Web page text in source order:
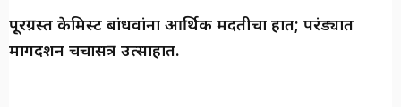
पूरग्रस्त केमिस्ट बांधवांना आर्थिक मदतीचा हात; परंड्यात
मार्गदर्शन चर्चासत्र उत्साहात.